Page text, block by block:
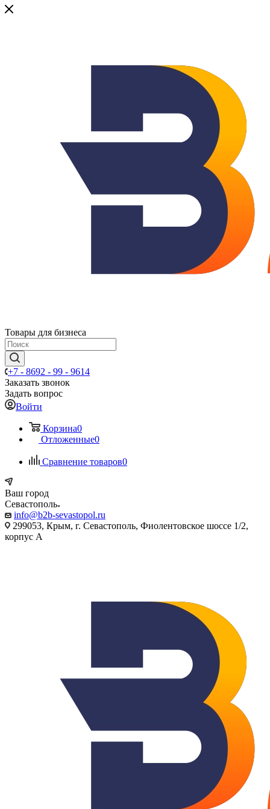
Товары для бизнеса
+7 - 8692 - 99 - 9614
Заказать звонок
Задать вопрос
Войти
Корзина0
Отложенные0
Сравнение товаров0
Ваш город
Севастополь
info@b2b-sevastopol.ru
299053, Крым, г. Севастополь, Фиолентовское шоссе 1/2,
корпус А